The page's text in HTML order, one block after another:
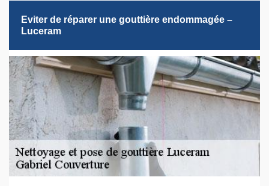
Eviter de réparer une gouttière endommagée –
Luceram